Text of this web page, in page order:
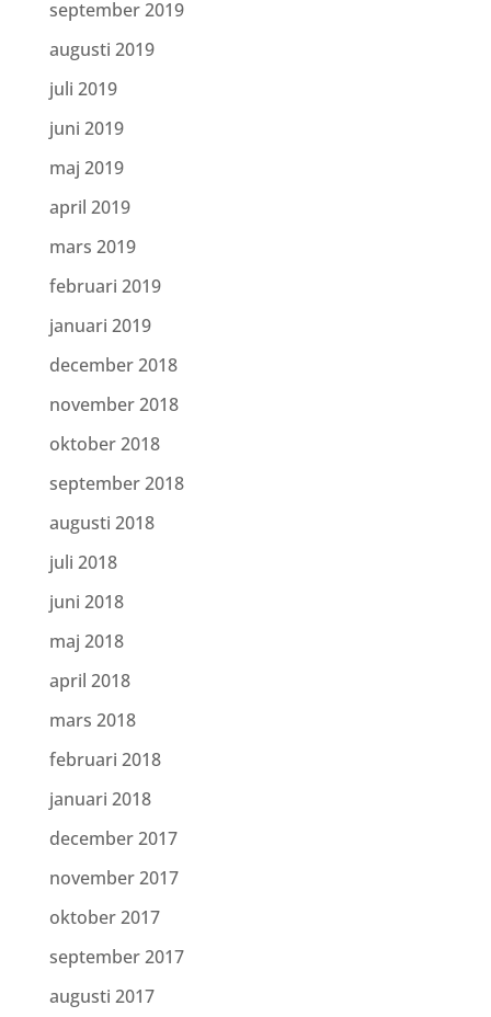
september 2019
augusti 2019
juli 2019
juni 2019
maj 2019
april 2019
mars 2019
februari 2019
januari 2019
december 2018
november 2018
oktober 2018
september 2018
augusti 2018
juli 2018
juni 2018
maj 2018
april 2018
mars 2018
februari 2018
januari 2018
december 2017
november 2017
oktober 2017
september 2017
augusti 2017